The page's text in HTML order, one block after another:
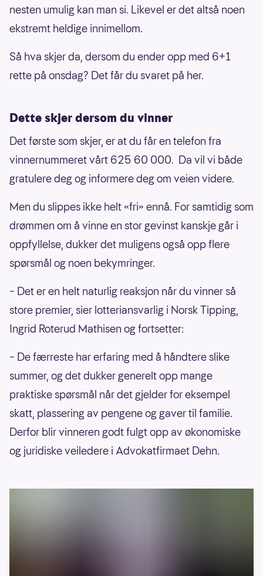
nesten umulig kan man si. Likevel er det altså noen
ekstremt heldige innimellom.
Så hva skjer da, dersom du ender opp med 6+1
rette på onsdag? Det får du svaret på her.
Dette skjer dersom du vinner
Det første som skjer, er at du får en telefon fra
vinnernummeret vårt 625 60 000. Da vil vi både
gratulere deg og informere deg om veien videre.
Men du slippes ikke helt «fri» ennå. For samtidig som
drømmen om å vinne en stor gevinst kanskje går i
oppfyllelse, dukker det muligens også opp flere
spørsmål og noen bekymringer.
– Det er en helt naturlig reaksjon når du vinner så
store premier, sier lotteriansvarlig i Norsk Tipping,
Ingrid Roterud Mathisen og fortsetter:
– De færreste har erfaring med å håndtere slike
summer, og det dukker generelt opp mange
praktiske spørsmål når det gjelder for eksempel
skatt, plassering av pengene og gaver til familie.
Derfor blir vinneren godt fulgt opp av økonomiske
og juridiske veiledere i Advokatfirmaet Dehn.